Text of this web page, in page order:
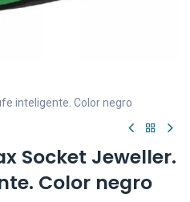
inteligente. Color negro
Socket Jeweller.
Color negro